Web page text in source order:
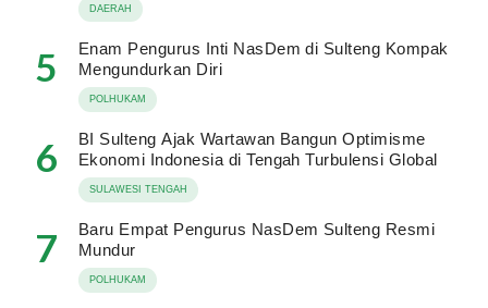
DAERAH
5
Enam Pengurus Inti NasDem di Sulteng Kompak
Mengundurkan Diri
POLHUKAM
6
BI Sulteng Ajak Wartawan Bangun Optimisme
Ekonomi Indonesia di Tengah Turbulensi Global
SULAWESI TENGAH
7
Baru Empat Pengurus NasDem Sulteng Resmi
Mundur
POLHUKAM